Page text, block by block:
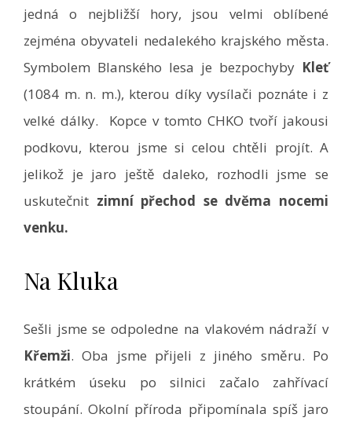
jedná o nejbližší hory, jsou velmi oblíbené
zejména obyvateli nedalekého krajského města.
Symbolem Blanského lesa je bezpochyby Kleť
(1084 m. n. m.), kterou díky vysílači poznáte i z
velké dálky. Kopce v tomto CHKO tvoří jakousi
podkovu, kterou jsme si celou chtěli projít. A
jelikož je jaro ještě daleko, rozhodli jsme se
uskutečnit zimní přechod se dvěma nocemi
venku.
Na Kluka
Sešli jsme se odpoledne na vlakovém nádraží v
Křemži. Oba jsme přijeli z jiného směru. Po
krátkém úseku po silnici začalo zahřívací
stoupání. Okolní příroda připomínala spíš jaro